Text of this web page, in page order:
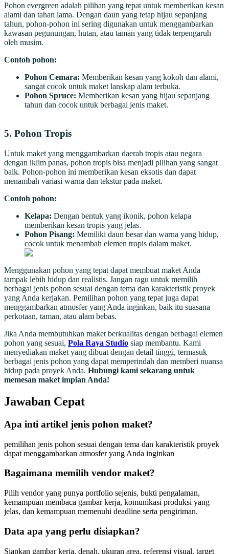
Pohon evergreen adalah pilihan yang tepat untuk memberikan kesan
alami dan tahan lama. Dengan daun yang tetap hijau sepanjang
tahun, pohon-pohon ini sering digunakan untuk menggambarkan
kawasan pegunungan, hutan, atau taman yang tidak terpengaruh
oleh musim.
Contoh pohon:
Pohon Cemara: Memberikan kesan yang kokoh dan alami,
sangat cocok untuk maket lanskap alam terbuka.
Pohon Spruce: Memberikan kesan yang hijau sepanjang
tahun dan cocok untuk berbagai jenis maket.
5. Pohon Tropis
Untuk maket yang menggambarkan daerah tropis atau negara
dengan iklim panas, pohon tropis bisa menjadi pilihan yang sangat
baik. Pohon-pohon ini memberikan kesan eksotis dan dapat
menambah variasi warna dan tekstur pada maket.
Contoh pohon:
Kelapa: Dengan bentuk yang ikonik, pohon kelapa
memberikan kesan tropis yang jelas.
Pohon Pisang: Memiliki daun besar dan warna yang hidup,
cocok untuk menambah elemen tropis dalam maket.
Menggunakan pohon yang tepat dapat membuat maket Anda
tampak lebih hidup dan realistis. Jangan ragu untuk memilih
berbagai jenis pohon sesuai dengan tema dan karakteristik proyek
yang Anda kerjakan. Pemilihan pohon yang tepat juga dapat
menggambarkan atmosfer yang Anda inginkan, baik itu suasana
perkotaan, taman, atau alam bebas.
Jika Anda membutuhkan maket berkualitas dengan berbagai elemen
pohon yang sesuai, Pola Raya Studio siap membantu. Kami
menyediakan maket yang dibuat dengan detail tinggi, termasuk
berbagai jenis pohon yang dapat memperindah dan memberi nuansa
hidup pada proyek Anda. Hubungi kami sekarang untuk
memesan maket impian Anda!
Jawaban Cepat
Apa inti artikel jenis pohon maket?
pemilihan jenis pohon sesuai dengan tema dan karakteristik proyek
dapat menggambarkan atmosfer yang Anda inginkan
Bagaimana memilih vendor maket?
Pilih vendor yang punya portfolio sejenis, bukti pengalaman,
kemampuan membaca gambar kerja, komunikasi produksi yang
jelas, dan kemampuan memenuhi deadline serta pengiriman.
Data apa yang perlu disiapkan?
Siapkan gambar kerja, denah, ukuran area, referensi visual, target